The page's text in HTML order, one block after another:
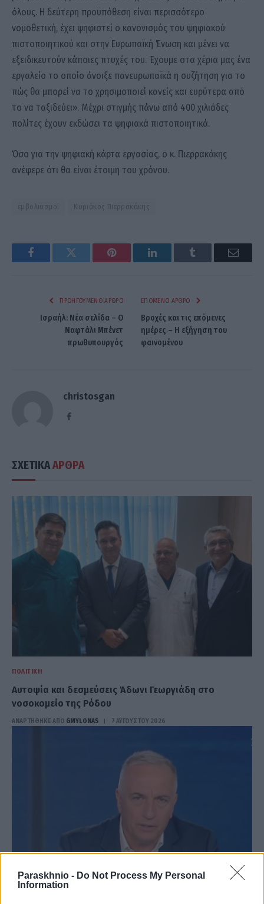
Paraskhnio - Do Not Process My Personal
Information
όλους. Η δεύτερη προϋπόθεση είναι περισσότερο
νομοθετική, έχει ψηφιστεί ο κανονισμός του ψηφιακού
πιστοποιητικού και στην Ευρωπαϊκή Ένωση και μένει να
εξειδικευτούν κάποιες πτυχές του. Έχουμε στα χέρια μας ένα
εργαλείο το οποίο άνοιξε πανευρωπαϊκά η συζήτηση για το
πώς θα μπορεί να το χρησιμοποιεί κανείς και ευρύτερα από
το να ταξιδεύει». Μέχρι στιγμής πάνω από 400 χιλιάδες
πολίτες έχουν εκδώσει τα ψηφιακά πιστοποιητικά.
Όσο για την ψηφιακή κάρτα εργασίας, ο κ. Πιερρακάκης
ανέφερε ότι θα είναι έτοιμη του χρόνου.
εμβολιασμοί Κυριάκος Πιερρακάκης
FacebookTwitter Pinterest LinkedInTumblr Email
ΠΡΟΗΓΟΎΜΕΝΟ ΆΡΘΡΟ
Ισραήλ: Νέα σελίδα – Ο
Ναφτάλι Μπένετ
πρωθυπουργός
ΕΠΌΜΕΝΟ ΆΡΘΡΟ
Βροχές και τις επόμενες
ημέρες – Η εξήγηση του
φαινομένου
christosgan
Facebook
ΣΧΕΤΙΚΑΑΡΘΡΑ
ΠΟΛΙΤΙΚΉ
Αυτοψία και δεσμεύσεις Άδωνι Γεωργιάδη στο
νοσοκομείο της Ρόδου
ΑΝΑΡΤΗΘΗΚΕ ΑΠΟ GMYLONAS 7 ΑΥΓΟΎΣΤΟΥ 2026